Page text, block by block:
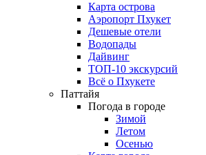
Карта острова
Аэропорт Пхукет
Дешевые отели
Водопады
Дайвинг
ТОП-10 экскурсий
Всё о Пхукете
Паттайя
Погода в городе
Зимой
Летом
Осенью